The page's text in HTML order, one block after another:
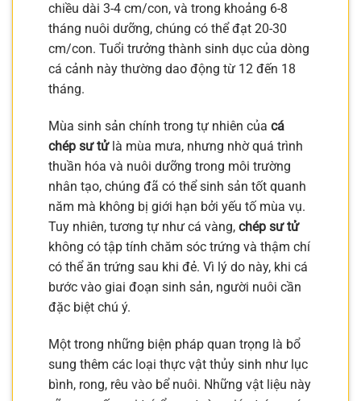
chiều dài 3-4 cm/con, và trong khoảng 6-8
tháng nuôi dưỡng, chúng có thể đạt 20-30
cm/con. Tuổi trưởng thành sinh dục của dòng
cá cảnh này thường dao động từ 12 đến 18
tháng.
Mùa sinh sản chính trong tự nhiên của cá
chép sư tửlà mùa mưa, nhưng nhờ quá trình
thuần hóa và nuôi dưỡng trong môi trường
nhân tạo, chúng đã có thể sinh sản tốt quanh
năm mà không bị giới hạn bởi yếu tố mùa vụ.
Tuy nhiên, tương tự như cá vàng, chép sư tử
không có tập tính chăm sóc trứng và thậm chí
có thể ăn trứng sau khi đẻ. Vì lý do này, khi cá
bước vào giai đoạn sinh sản, người nuôi cần
đặc biệt chú ý.
Một trong những biện pháp quan trọng là bổ
sung thêm các loại thực vật thủy sinh như lục
bình, rong, rêu vào bể nuôi. Những vật liệu này